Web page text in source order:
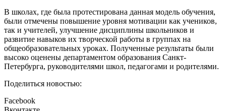
В школах, где была протестирована данная модель обучения,
были отмечены повышение уровня мотивации как учеников,
так и учителей, улучшение дисциплины школьников и
развитие навыков их творческой работы в группах на
общеобразовательных уроках. Полученные результаты были
высоко оценены департаментом образования Санкт-
Петербурга, руководителями школ, педагогами и родителями.
Поделиться новостью:
Facebook